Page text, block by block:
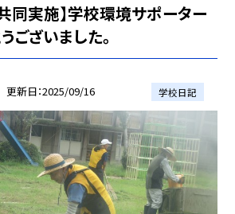
同実施】学校環境サポーター
ございました。
更新日 2025/09/16 学校日記